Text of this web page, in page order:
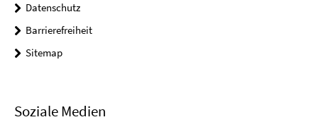
Datenschutz
Barrierefreiheit
Sitemap
Soziale Medien